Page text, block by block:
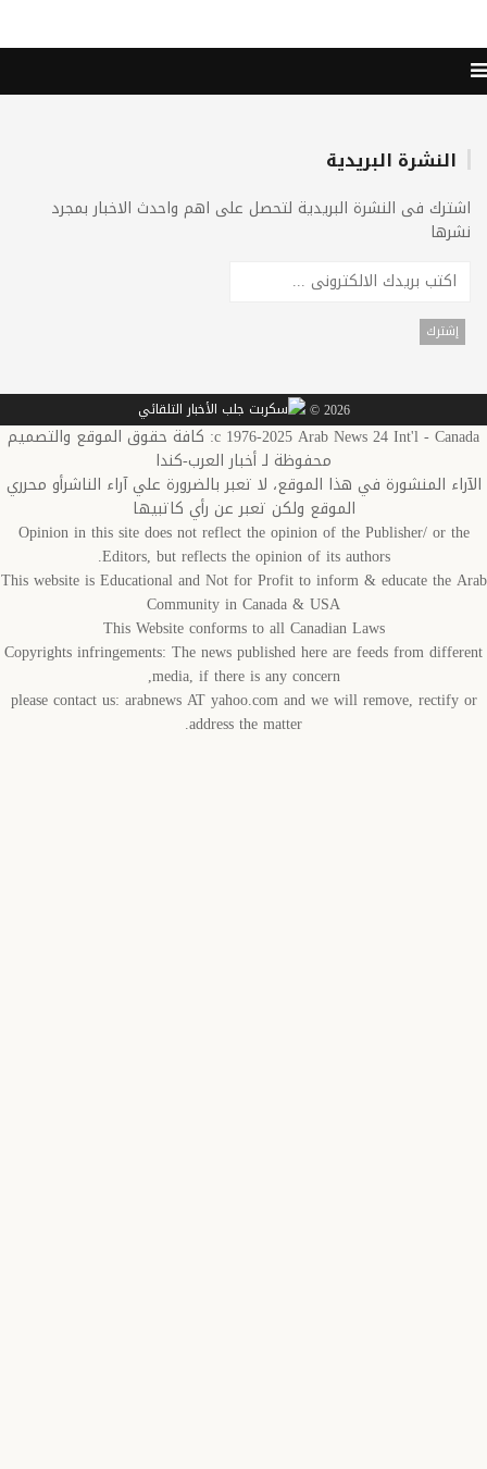
النشرة البريدية
فى النشرة البريدية لتحصل على اهم واحدث الاخبار بمجرد
2026 ©
c 1976-2025 Arab News 24 Int'l - Canada: كافة حقوق الموقع والتصميم
محفوظة لـ أخبار العرب-كندا
المنشورة في هذا الموقع، لا تعبر بالضرورة علي آراء الناشرأو محرري
الموقع ولكن تعبر عن رأي كاتبيها
Opinion in this site does not reflect the opinion of the Publisher/ or
Editors, but reflects the opinion of its authors.
This website is Educational and Not for Profit to inform & educate the
Community in Canada & USA
This Website conforms to all Canadian Laws
Copyrights infringements: The news published here are feeds from
media, if there is any concern,
please contact us: arabnews AT yahoo.com and we will remove,
address the matter.